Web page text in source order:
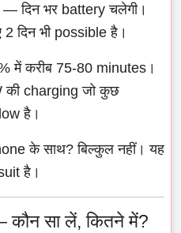
दिन भर battery चलेगी।
दिन भी possible है।
में करीब 75-80 minutes।
की charging जो कुछ
है।
के साथ? बिल्कुल नहीं। यह
है।
सा लें, कितने में?